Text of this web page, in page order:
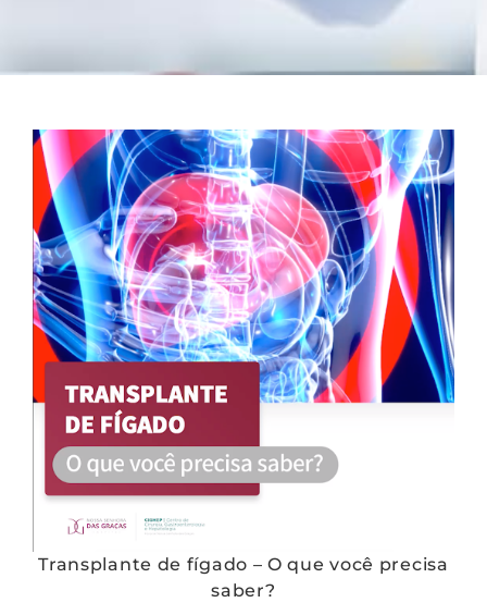
Transplante de fígado – O que você precisa
saber?